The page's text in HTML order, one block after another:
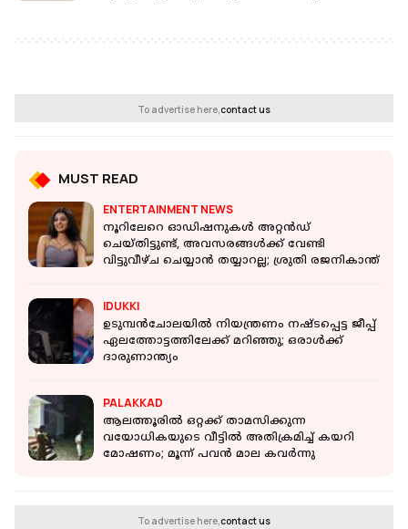
To advertise here,contact us
MUST READ
ENTERTAINMENT NEWS
നൂറിലേറെ ഓഡിഷനുകൾ അറ്റൻഡ്
ചെയ്തിട്ടുണ്ട്, അവസരങ്ങൾക്ക് വേണ്ടി
വിട്ടുവീഴ്ച ചെയ്യാൻ തയ്യാറല്ല; ശ്രുതി രജനികാന്ത്
IDUKKI
ഉടുമ്പന്‍ചോലയില്‍ നിയന്ത്രണം നഷ്ടപ്പെട്ട ജീപ്പ്
ഏലത്തോട്ടത്തിലേക്ക് മറിഞ്ഞു; ഒരാള്‍ക്ക്
ദാരുണാന്ത്യം
PALAKKAD
ആലത്തൂരിൽ ഒറ്റക്ക് താമസിക്കുന്ന
വയോധികയുടെ വീട്ടിൽ അതിക്രമിച്ച് കയറി
മോഷണം; മൂന്ന് പവൻ മാല കവർന്നു
To advertise here,contact us